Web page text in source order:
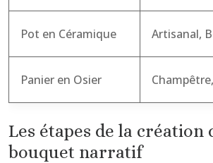
Pot en Céramique Artisanal,
Panier en Osier
Les étapes de la création
bouquet narratif